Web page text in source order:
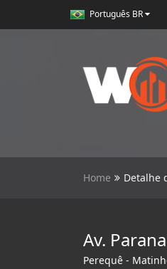
Português BR
Home Detalhe
Av.
Perequê -